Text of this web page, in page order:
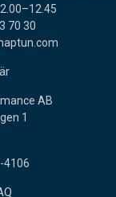
70 30
AB
1
4106